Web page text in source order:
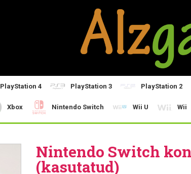
PlayStation 4 PlayStation 3 PlayStation 2
Xbox Nintendo Switch Wii U Wii
Nintendo Switch
(kasutatud)